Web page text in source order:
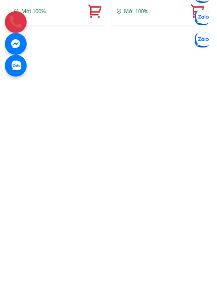
Mới 100% Mới 100%